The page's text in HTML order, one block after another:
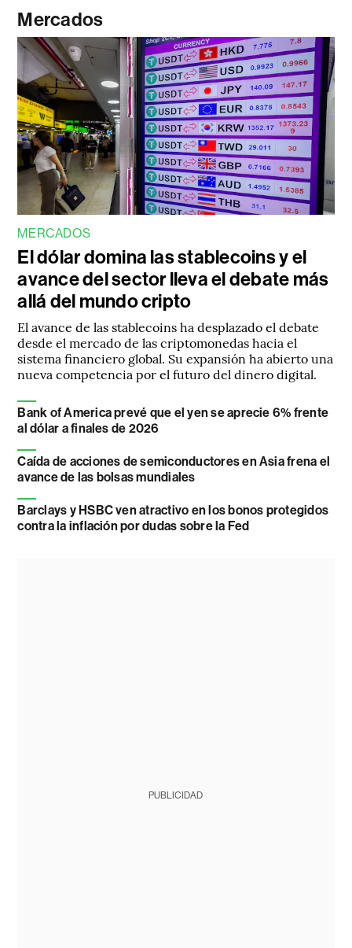
Mercados
MERCADOS
El dólar domina las stablecoins y el
avance del sector lleva el debate más
allá del mundo cripto
El avance de las stablecoins ha desplazado el debate
desde el mercado de las criptomonedas hacia el
sistema financiero global. Su expansión ha abierto una
nueva competencia por el futuro del dinero digital.
Bank of America prevé que el yen se aprecie 6% frente
al dólar a finales de 2026
Caída de acciones de semiconductores en Asia frena el
avance de las bolsas mundiales
Barclays y HSBC ven atractivo en los bonos protegidos
contra la inflación por dudas sobre la Fed
PUBLICIDAD